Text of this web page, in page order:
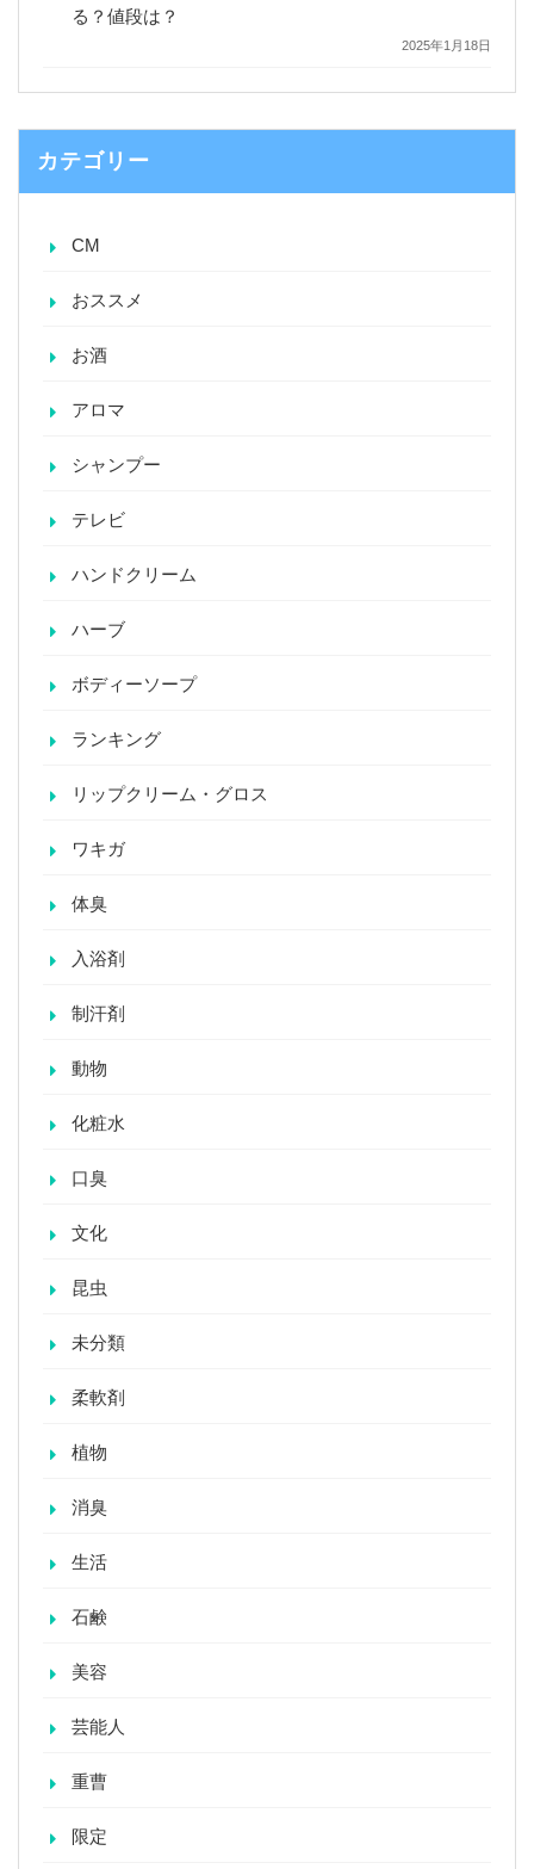
る？値段は？
2025年1月18日
カテゴリー
CM
おススメ
お酒
アロマ
シャンプー
テレビ
ハンドクリーム
ハーブ
ボディーソープ
ランキング
リップクリーム・グロス
ワキガ
体臭
入浴剤
制汗剤
動物
化粧水
口臭
文化
昆虫
未分類
柔軟剤
植物
消臭
生活
石鹸
美容
芸能人
重曹
限定